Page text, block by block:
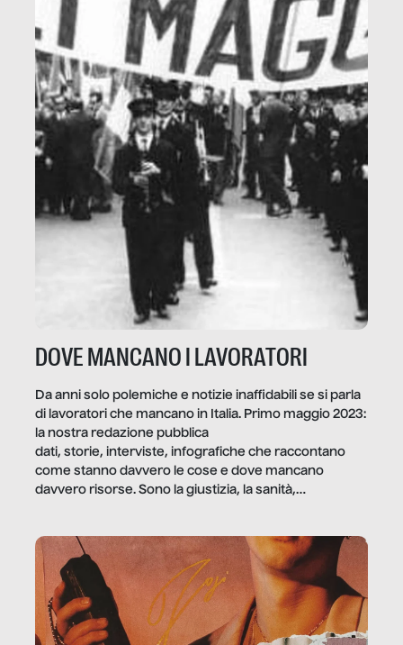
DOVE MANCANO I LAVORATORI
Da anni solo polemiche e notizie inaffidabili se si parla
di lavoratori che mancano in Italia. Primo maggio 2023:
la nostra redazione pubblica
dati, storie, interviste, infografiche che raccontano
come stanno davvero le cose e dove mancano
davvero risorse. Sono la giustizia, la sanità,